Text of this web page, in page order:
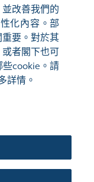
必究
改善我們的
化內容。部
要。對於其
者閣下也可
些cookie。請
詳情。